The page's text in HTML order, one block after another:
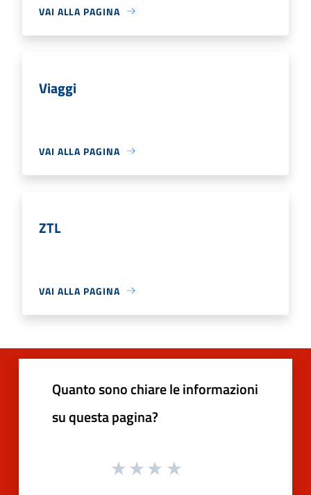
VAI ALLA PAGINA
Viaggi
VAI ALLA PAGINA
ZTL
VAI ALLA PAGINA
Quanto sono chiare le informazioni
su questa pagina?